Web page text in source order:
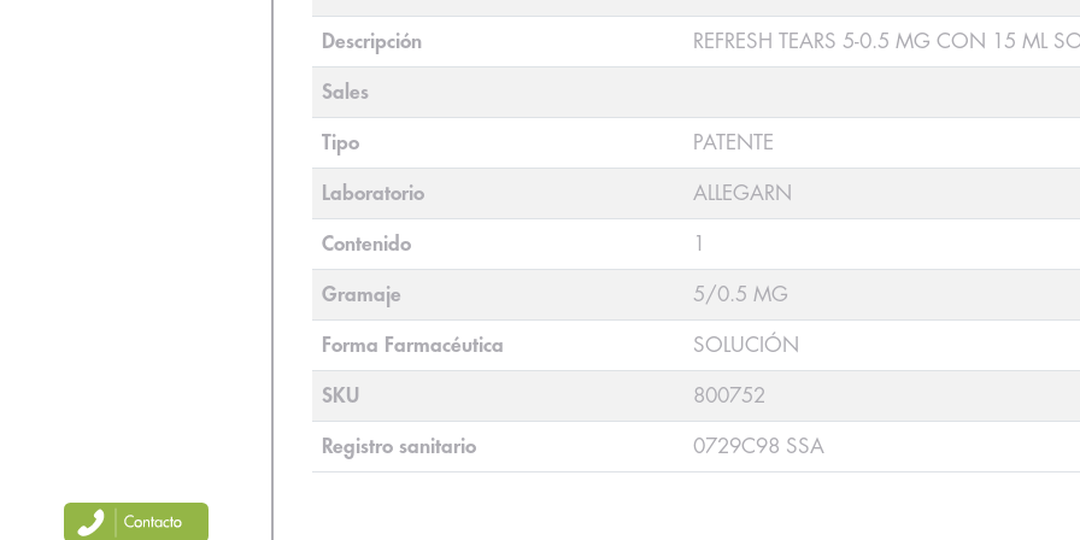
Descripción REFRESH TEARS 5-0.5 MG CON 15 ML
Sales
Tipo PATENTE
Laboratorio ALLEGARN
Contenido 1
Gramaje 5/0.5 MG
Forma Farmacéutica SOLUCIÓN
SKU 800752
Registro sanitario 0729C98 SSA